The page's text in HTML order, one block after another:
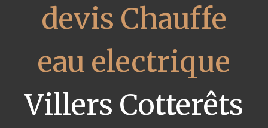
devis Chauffe
eau electrique
Villers Cotterêts